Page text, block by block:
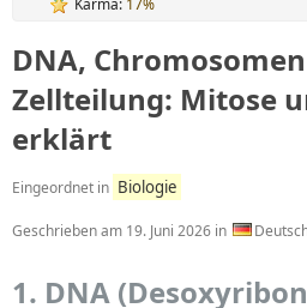
Karma: 17%
DNA,
Zellteilung: Mitose
erklärt
Eingeordnet in Biologie
Geschrieben am 19. Juni 2026 in
1. DNA